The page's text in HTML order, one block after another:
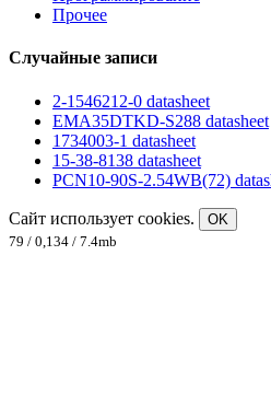
Прочее
Случайные записи
2-1546212-0 datasheet
EMA35DTKD-S288 datasheet
1734003-1 datasheet
15-38-8138 datasheet
PCN10-90S-2.54WB(72)
Сайт использует cookies.
OK
79 / 0,134 / 7.4mb